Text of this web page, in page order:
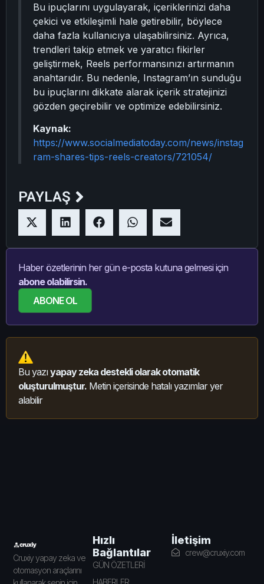
Bu ipuçlarını uygulayarak, içeriklerinizi daha
çekici ve etkileşimli hale getirebilir, böylece
daha fazla kullanıcıya ulaşabilirsiniz. Ayrıca,
trendleri takip etmek ve yaratıcı fikirler
geliştirmek, Reels performansınızı artırmanın
anahtarıdır. Bu nedenle, Instagram’ın sunduğu
bu ipuçlarını dikkate alarak içerik stratejinizi
gözden geçirebilir ve optimize edebilirsiniz.
Kaynak:
https://www.socialmediatoday.com/news/instag
ram-shares-tips-reels-creators/721054/
PAYLAŞ
Haber özetlerinin her gün e-posta kutuna gelmesi için
abone olabilirsin.
ABONE OL
Bu yazıyapay zeka destekli olarak otomatik
oluşturulmuştur. Metin içerisinde hatalı yazımlar yer
alabilir
Cruxiy yapay zeka ve
otomasyon araçlarını
Hızlı
Bağlantılar
GÜN ÖZETLERİ
HABERLER
İletişim
crew@cruxiy.com